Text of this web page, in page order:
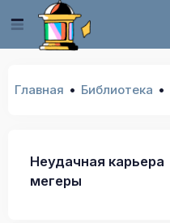
Главная Библиотека
Неудачная карьера
мегеры